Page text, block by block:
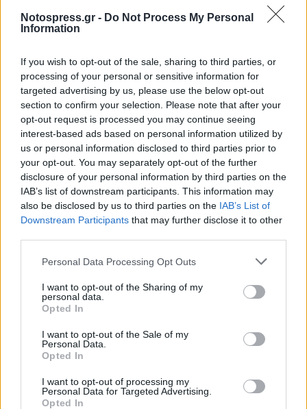
Notospress.gr - Do Not Process My Personal
Information
If you wish to opt-out of the sale, sharing to third parties, or
processing of your personal or sensitive information for
targeted advertising by us, please use the below opt-out
section to confirm your selection. Please note that after your
opt-out request is processed you may continue seeing
interest-based ads based on personal information utilized by
us or personal information disclosed to third parties prior to
your opt-out. You may separately opt-out of the further
disclosure of your personal information by third parties on the
IAB’s list of downstream participants. This information may
also be disclosed by us to third parties on the IAB’s List of
Downstream Participants that may further disclose it to other
Personal Data Processing Opt Outs
I want to opt-out of the Sharing of my
personal data.
Opted In
I want to opt-out of the Sale of my
Personal Data.
Opted In
I want to opt-out of processing my
Personal Data for Targeted Advertising.
Opted In
Σχετικά Άρθρα